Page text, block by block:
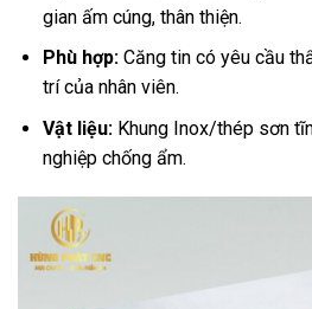
gian ấm cúng, thân thiện.
Phù hợp:Căng tin có yêu cầu
trí của nhân viên.
Vật liệu:Khung Inox/thép sơn
nghiệp chống ẩm.